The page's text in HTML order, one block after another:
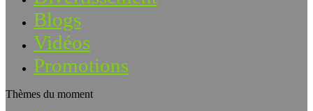
Blogs
Vidéos
Promotions
Thèmes du moment